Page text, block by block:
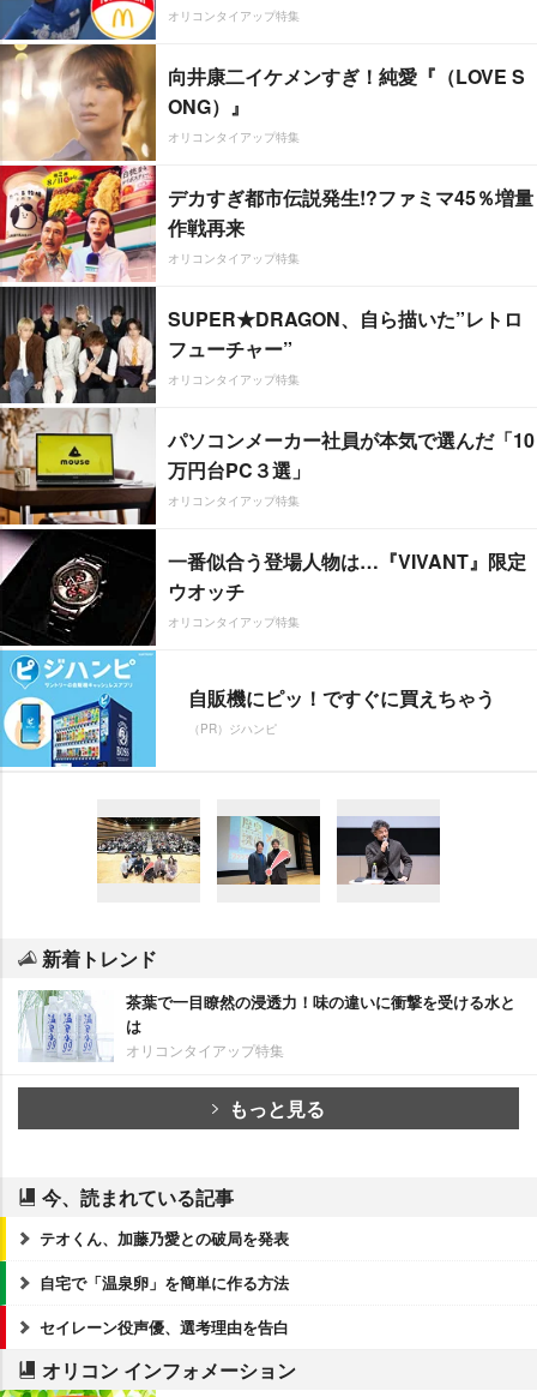
オリコンタイアップ特集
向井康二イケメンすぎ！純愛『（LOVE S
ONG）』
オリコンタイアップ特集
デカすぎ都市伝説発生!?ファミマ45％増量
作戦再来
オリコンタイアップ特集
SUPER★DRAGON、自ら描いた”レトロ
フューチャー”
オリコンタイアップ特集
パソコンメーカー社員が本気で選んだ「10
万円台PC３選」
オリコンタイアップ特集
一番似合う登場人物は…『VIVANT』限定
ウオッチ
オリコンタイアップ特集
自販機にピッ！ですぐに買えちゃう
（PR）ジハンピ
新着トレンド
茶葉で一目瞭然の浸透力！味の違いに衝撃を受ける水と
は
オリコンタイアップ特集
もっと見る
今、読まれている記事
テオくん、加藤乃愛との破局を発表
自宅で「温泉卵」を簡単に作る方法
セイレーン役声優、選考理由を告白
オリコン インフォメーション